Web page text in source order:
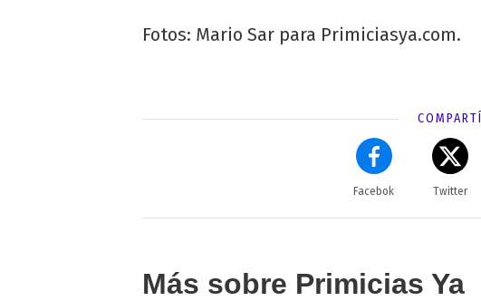
Fotos: Mario Sar para Primiciasya.com.
COMPARTÍ
Facebok Twitter
Más sobre Primicias Ya